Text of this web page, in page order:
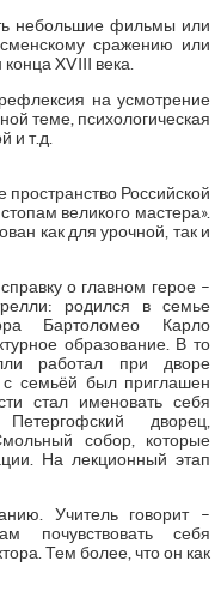
небольшие фильмы или
сражению или
XVIII века.
на усмотрение
теме, психологическая
и т.д.
пространство Российской
великого мастера».
как для урочной, так и
о главном герое –
родился в семье
Бартоломео Карло
образование. В то
работал при дворе
семьёй был приглашен
стал именовать себя
дворец,
собор, которые
На лекционный этап
Учитель говорит –
почувствовать себя
Тем более, что он как